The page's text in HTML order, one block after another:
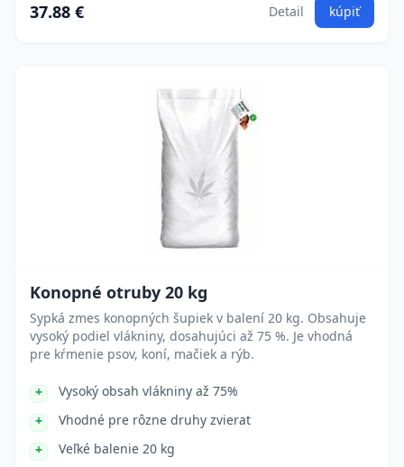
37.88 € Detail kúpiť
Konopné otruby 20 kg
Sypká zmes konopných šupiek v balení 20 kg. Obsahuje
vysoký podiel vlákniny, dosahujúci až 75 %. Je vhodná
pre kŕmenie psov, koní, mačiek a rýb.
Vysoký obsah vlákniny až 75%
Vhodné pre rôzne druhy zvierat
Veľké balenie 20 kg